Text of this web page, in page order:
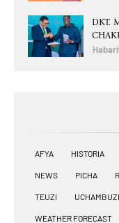
DKT.
AFYA HISTORIA
NEWS PICHA
TEUZI UCHAMBUZI
WEATHER FORECAST